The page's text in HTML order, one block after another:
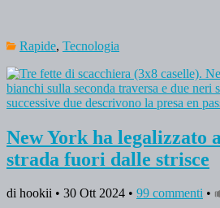
Rapide, Tecnologia
New York ha legalizzato
strada fuori dalle strisce
di hookii • 30 Ott 2024 • 99 commenti •